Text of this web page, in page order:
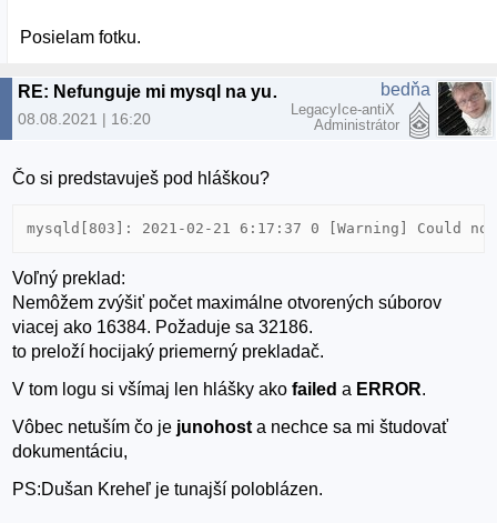
Posielam fotku.
RE: Nefunguje mi mysql na yunohost
08.08.2021 | 16:20
bedňa
LegacyIce-antiX
Administrátor
Čo si predstavuješ pod hláškou?
mysqld[803]: 2021-02-21 6:17:37 0 [Warning] Could
Voľný preklad:
Nemôžem zvýšiť počet maximálne otvorených súborov
viacej ako 16384. Požaduje sa 32186.
to preloží hocijaký priemerný prekladač.
V tom logu si všímaj len hlášky akofailed a ERROR.
Vôbec netuším čo je junohost a nechce sa mi študovať
dokumentáciu,
PS:Dušan Kreheľ je tunajší poloblázen.